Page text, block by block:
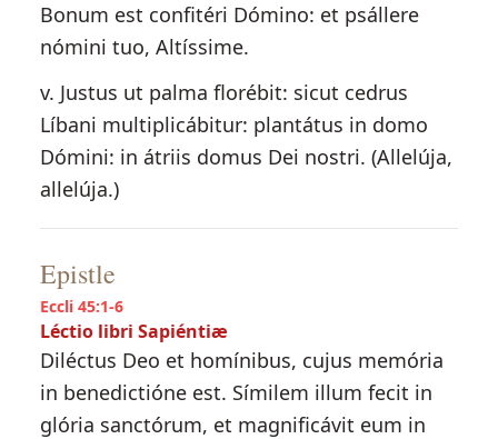
Bonum est confitéri Dómino: et psállere
nómini tuo, Altíssime.
v. Justus ut palma florébit: sicut cedrus
Líbani multiplicábitur: plantátus in domo
Dómini: in átriis domus Dei nostri. (Allelúja,
allelúja.)
Epistle
Eccli 45:1-6
Léctio libri Sapiéntiæ
Diléctus Deo et homínibus, cujus memória
in benedictióne est. Símilem illum fecit in
glória sanctórum, et magnificávit eum in